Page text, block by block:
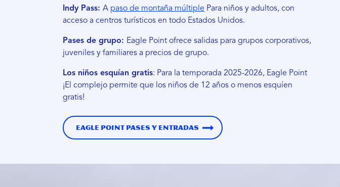
Indy Pass:A paso de montaña múltiple Para niños y adultos, con
acceso a centros turísticos en todo Estados Unidos.
Pases de grupo: Eagle Point ofrece salidas para grupos corporativos,
juveniles y familiares a precios de grupo.
Los niños esquían gratis: Para la temporada 2025-2026, Eagle Point
¡El complejo permite que los niños de 12 años o menos esquíen
gratis!
Eagle Point Pases y entradas